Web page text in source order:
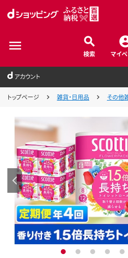
検索 マイ
アカウント
トップページ 雑貨・日用品 その他
1 2 3 4 5